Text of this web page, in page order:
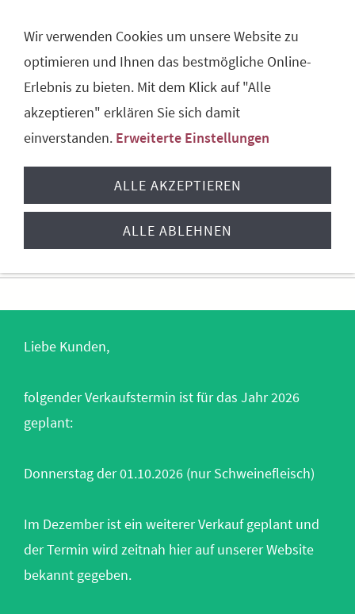
Liebe Kunden,
folgender Verkaufstermin ist für das Jahr 2026
geplant:
Donnerstag der 01.10.2026 (nur Schweinefleisch)
Im Dezember ist ein weiterer Verkauf geplant und
der Termin wird zeitnah hier auf unserer Website
bekannt gegeben.
Wir verwenden Cookies um unsere Website zu
optimieren und Ihnen das bestmögliche Online-
Erlebnis zu bieten. Mit dem Klick auf "Alle
akzeptieren" erklären Sie sich damit
einverstanden. Erweiterte Einstellungen
ALLE AKZEPTIEREN
ALLE ABLEHNEN